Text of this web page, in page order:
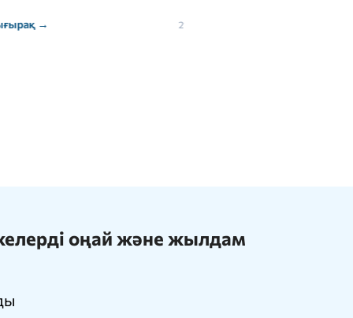
оңай және жылдам